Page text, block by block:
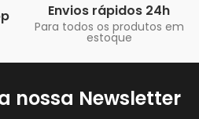
Envios rápidos 24h
Para todos os produtos em
estoque
nossa Newsletter